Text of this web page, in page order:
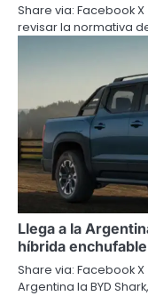
Share via: Facebook
revisar la normativa
Llega a la
híbrida enchufable
Share via: Facebook
Argentina la BYD